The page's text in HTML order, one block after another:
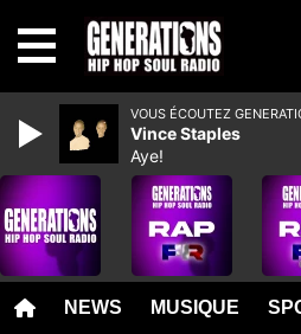
NEWS MUSIQUE
VOUS ÉCOUTEZ
Vince Staples
Aye!